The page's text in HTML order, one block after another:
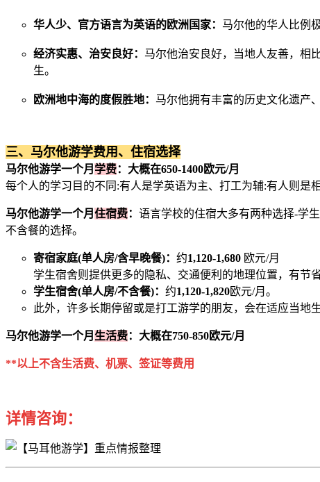
华人少、官方语言为英语的欧洲国家： 马尔他的华人比例
经济实惠、治安良好： 马尔他治安良好，当地人友善，相
生。
欧洲地中海的度假胜地： 马尔他拥有丰富的历史文化遗产
三、马尔他游学费用、住宿选择
马尔他游学一个月 学费：大概在650-1400欧元/月
每个人的学习目的不同:有人是学英语为主、打工为辅:有人则是
马尔他游学一个月 住宿费： 语言学校的住宿大多有两种选择-学
不含餐的选择。
寄宿家庭(单人房/含早晚餐)： 约1,120-1,680 欧元/月
学生宿舍则提供更多的隐私、交通便利的地理位置，有节
学生宿舍(单人房/不含餐)： 约1,120-1,820欧元/月。
此外，许多长期停留或是打工游学的朋友，会在适应当地
马尔他游学一个月 生活费：大概在750-850欧元/月
**以上不含生活费、机票、签证等费用
详情咨询：